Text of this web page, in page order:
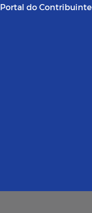
Portal do Contribuinte